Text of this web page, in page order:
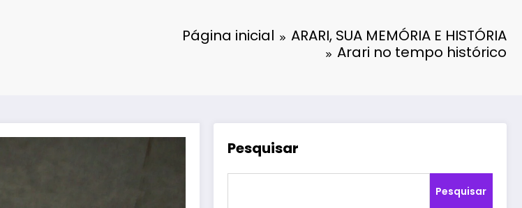
Página inicial
ARARI, SUA MEMÓRIA E HISTÓRIA
Arari no tempo histórico
Pesquisar
Pesquisar